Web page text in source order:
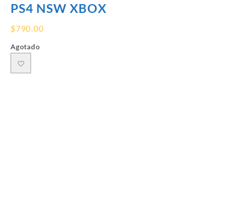
PS4 NSW XBOX
$790.00
Agotado